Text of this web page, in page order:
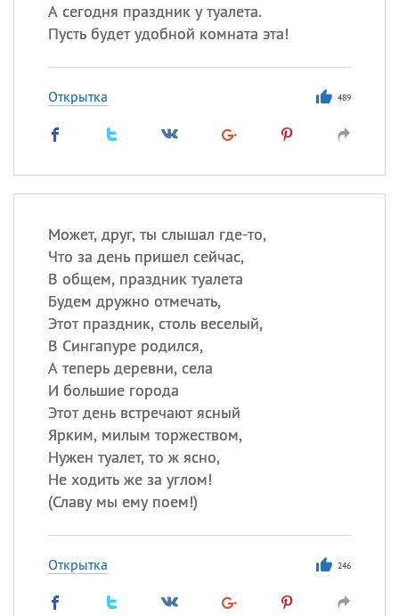
А сегодня праздник у туалета.
Пусть будет удобной комната эта!
Открытка 489
Может, друг, ты слышал где-то,
Что за день пришел сейчас,
В общем, праздник туалета
Будем дружно отмечать,
Этот праздник, столь веселый,
В Сингапуре родился,
А теперь деревни, села
И большие города
Этот день встречают ясный
Ярким, милым торжеством,
Нужен туалет, то ж ясно,
Не ходить же за углом!
(Славу мы ему поем!)
Открытка 246